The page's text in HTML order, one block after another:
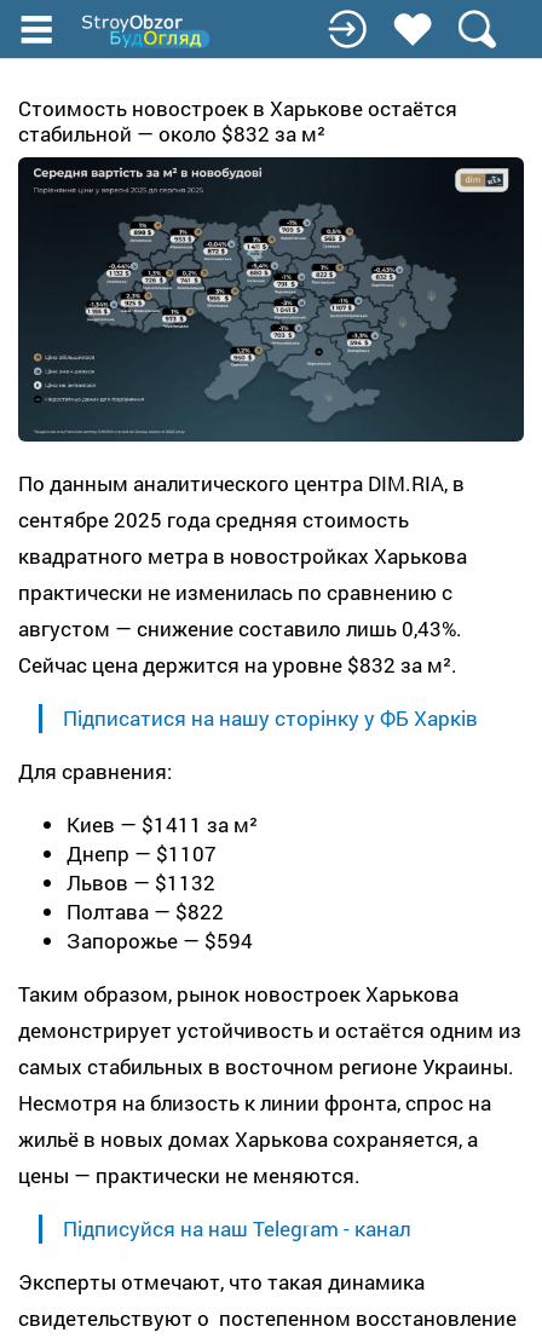
Перейти
содержанию
Стоимость новостроек в Харькове остаётся
стабильной — около $832 за м²
По данным аналитического центра DIM.RIA, в
сентябре 2025 года средняя стоимость
квадратного метра в новостройках Харькова
практически не изменилась по сравнению с
августом — снижение составило лишь 0,43%.
Сейчас цена держится на уровне $832 за м².
Підписатися на нашу сторінку у ФБ Харків
Для сравнения:
Киев — $1411 за м²
Днепр — $1107
Львов — $1132
Полтава — $822
Запорожье — $594
Таким образом, рынок новостроек Харькова
демонстрирует устойчивость и остаётся одним из
самых стабильных в восточном регионе Украины.
Несмотря на близость к линии фронта, спрос на
жильё в новых домах Харькова сохраняется, а
цены — практически не меняются.
Підписуйся на наш Telegram - канал
Эксперты отмечают, что такая динамика
свидетельствуют о постепенном восстановление